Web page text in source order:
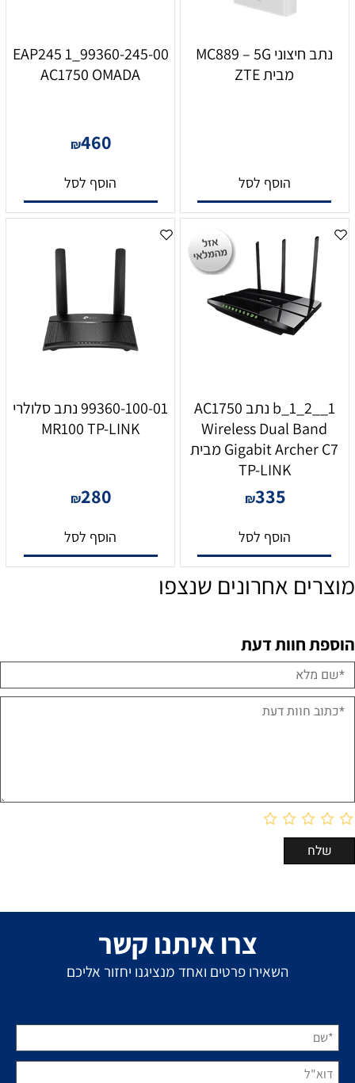
נתב חיצוני MC889 – 5G
מבית ZTE
הוסף לסל
99360-245-00_1 EAP245
AC1750 OMADA
₪460
הוסף לסל
b_1_2__1 נתב AC1750
Wireless Dual Band
Gigabit Archer C7 מבית
TP-LINK
₪335
הוסף לסל
99360-100-01 נתב סלולרי
MR100 TP-LINK
₪280
הוסף לסל
מוצרים אחרונים שנצפו
הוספת חוות דעת
צרו איתנו קשר
השאירו פרטים ואחד מנציגנו יחזור אליכם